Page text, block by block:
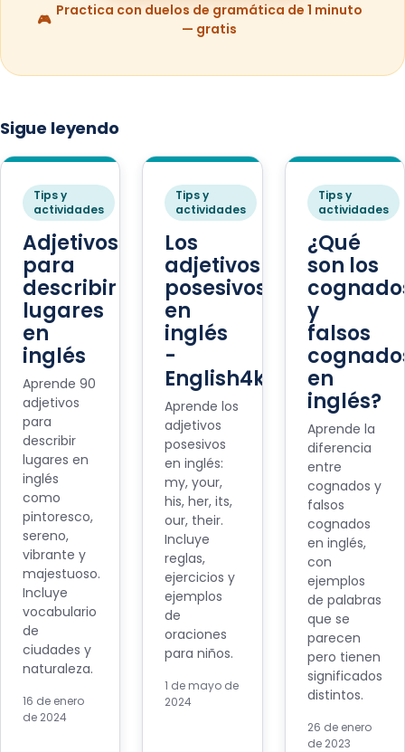
🎮
Practica con duelos de gramática de 1 minuto
— gratis
Sigue leyendo
Tips y
actividades
Adjetivos
para
describir
lugares
en
inglés
Aprende 90
adjetivos
para
describir
lugares en
inglés
como
pintoresco,
sereno,
vibrante y
majestuoso.
Incluye
vocabulario
de
ciudades y
naturaleza.
16 de enero
de 2024
Tips y
actividades
Los
adjetivos
posesivos
en
inglés
-
English4kids
Aprende los
adjetivos
posesivos
en inglés:
my, your,
his, her, its,
our, their.
Incluye
reglas,
ejercicios y
ejemplos
de
oraciones
para niños.
1 de mayo de
2024
Tips y
actividades
¿Qué
son los
y
falsos
en
inglés?
Aprende la
diferencia
entre
cognados y
falsos
cognados
en inglés,
con
ejemplos
de palabras
que se
parecen
pero tienen
significados
distintos.
26 de enero
de 2023